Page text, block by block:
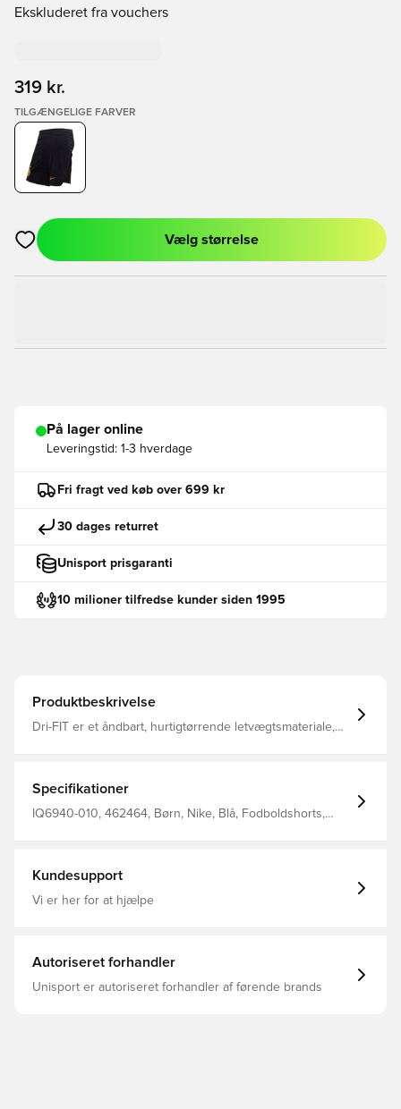
Ekskluderet fra vouchers
319 kr.
TILGÆNGELIGE FARVER
Åbner en Modal til at logge ind eller tilmelde dig som medlem
Vælg størrelse
På lager online
Leveringstid: 1-3 hverdage
Fri fragt ved køb over 699 kr
30 dages returret
Unisport prisgaranti
10 milioner tilfredse kunder siden 1995
Produktbeskrivelse
Dri-FIT er et åndbart, hurtigtørrende letvægtsmateriale,
polyester.
Specifikationer
IQ6940-010, 462464, Børn, Nike, Blå, Fodboldshorts,
Kundesupport
Vi er her for at hjælpe
Autoriseret forhandler
Unisport er autoriseret forhandler af førende brands